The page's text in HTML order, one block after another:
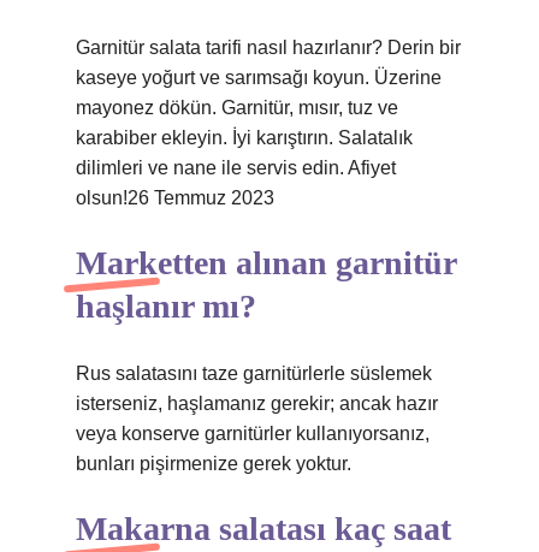
Garnitür salata tarifi nasıl hazırlanır? Derin bir
kaseye yoğurt ve sarımsağı koyun. Üzerine
mayonez dökün. Garnitür, mısır, tuz ve
karabiber ekleyin. İyi karıştırın. Salatalık
dilimleri ve nane ile servis edin. Afiyet
olsun!26 Temmuz 2023
Marketten alınan garnitür
haşlanır mı?
Rus salatasını taze garnitürlerle süslemek
isterseniz, haşlamanız gerekir; ancak hazır
veya konserve garnitürler kullanıyorsanız,
bunları pişirmenize gerek yoktur.
Makarna salatası kaç saat